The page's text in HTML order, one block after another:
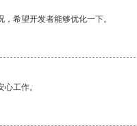
希望开发者能够优化一下。
工作。